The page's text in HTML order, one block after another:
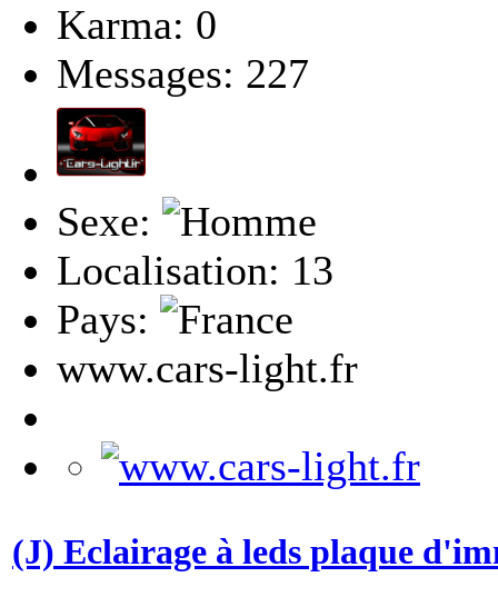
Karma: 0
Messages: 227
Sexe:
Localisation: 13
Pays:
www.cars-light.fr
(J) Eclairage à leds plaque